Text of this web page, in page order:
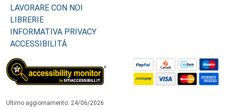
LAVORARE CON NOI
LIBRERIE
INFORMATIVA PRIVACY
ACCESSIBILITÁ
Ultimo aggiornamento: 24/06/2026